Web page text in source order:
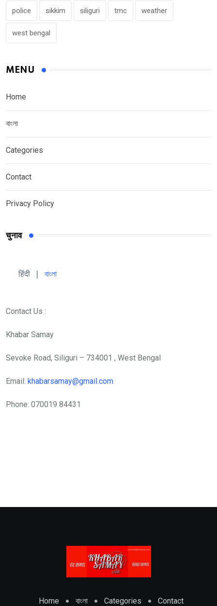
police sikkim siliguri tmc weather
west bengal
MENU
Home
বাংলা
Categories
Contact
Privacy Policy
चुनाव
हिंदी বাংলা
Contact Us :
Khabar Samay
Sevoke Road, Siliguri – 734001 , West Bengal
Email: khabarsamay@gmail.com
Phone: 070019 84431
Home বাংলা Categories Contact